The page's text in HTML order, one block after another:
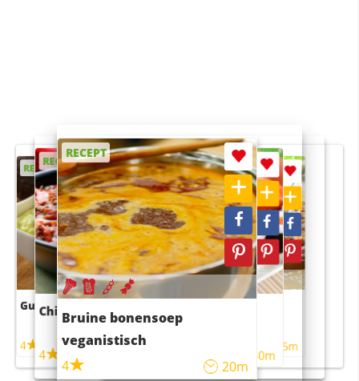
RECEPT
Guacamole
4
RECEPT
Chili con carne
4 45m
RECEPT
Bruine bonensoep
veganistisch
4
20m
RECEPT
Sushi rijstsalade
maaltijdsalade
40m
RECEPT
4 55m